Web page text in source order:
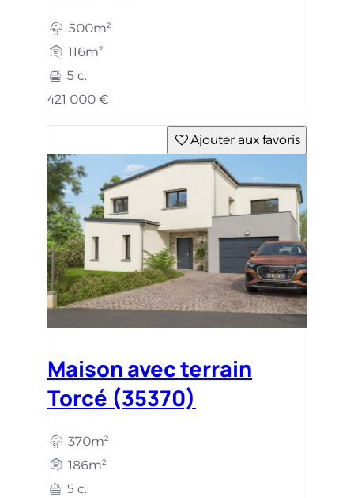
500m²
116m²
5 c.
421 000 €
Ajouter aux favoris
Maison avec terrain
Torcé (35370)
370m²
186m²
5 c.